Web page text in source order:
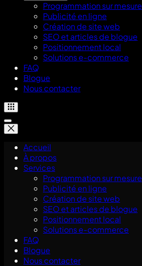
Programmation sur mesure
Publicité en ligne
Création de site web
SEO et articles de blogue
Positionnement local
Solutions e-commerce
FAQ
Blogue
Nous contacter
Accueil
À propos
Services
Programmation sur mesure
Publicité en ligne
Création de site web
SEO et articles de blogue
Positionnement local
Solutions e-commerce
FAQ
Blogue
Nous contacter